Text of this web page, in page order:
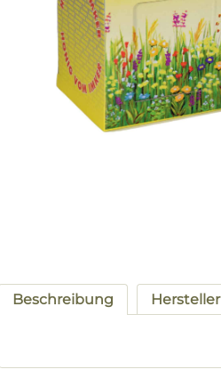
Beschreibung Hersteller